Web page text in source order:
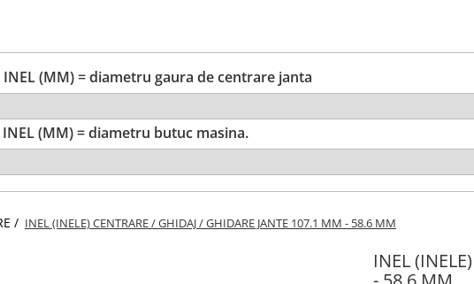
INEL (MM) = diametru gaura de centrare janta
INEL (MM) = diametru butuc masina.
/ INEL (INELE) CENTRARE / GHIDAJ / GHIDARE JANTE 107.1 MM - 58.6 MM
INEL